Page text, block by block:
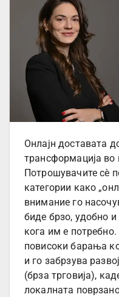
Онлајн доставата
трансформација во
Потрошувачите сè
категории како
внимание го
биде брзо, удобно
кога им е
повисоки барања
и го забрзува
(брза трговија),
локалната